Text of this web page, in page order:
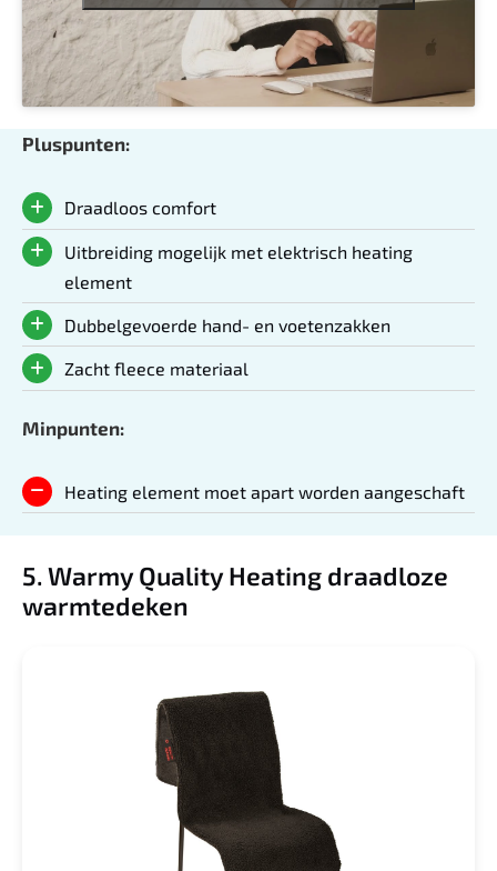
Pluspunten:
Draadloos comfort
Uitbreiding mogelijk met elektrisch heating
element
Dubbelgevoerde hand- en voetenzakken
Zacht fleece materiaal
Minpunten:
Heating element moet apart worden aangeschaft
5. Warmy Quality Heating draadloze
warmtedeken